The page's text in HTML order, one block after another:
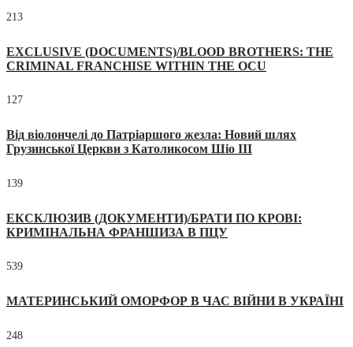
213
EXCLUSIVE (DOCUMENTS)/BLOOD BROTHERS: THE
CRIMINAL FRANCHISE WITHIN THE OCU
127
Від віолончелі до Патріаршого жезла: Новий шлях
Грузинської Церкви з Католикосом Шіо III
139
ЕКСКЛЮЗИВ (ДОКУМЕНТИ)/БРАТИ ПО КРОВІ:
КРИМІНАЛЬНА ФРАНШИЗА В ПЦУ
539
МАТЕРИНСЬКИЙ ОМОРФОР В ЧАС ВІЙНИ В УКРАЇНІ
248